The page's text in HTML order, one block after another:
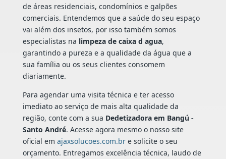
de áreas residenciais, condomínios e galpões
comerciais. Entendemos que a saúde do seu espaço
vai além dos insetos, por isso também somos
especialistas na limpeza de caixa d agua,
garantindo a pureza e a qualidade da água que a
sua família ou os seus clientes consomem
diariamente.
Para agendar uma visita técnica e ter acesso
imediato ao serviço de mais alta qualidade da
região, conte com a sua Dedetizadora em Bangú -
Santo André. Acesse agora mesmo o nosso site
oficial em ajaxsolucoes.com.bre solicite o seu
orçamento. Entregamos excelência técnica, laudo de